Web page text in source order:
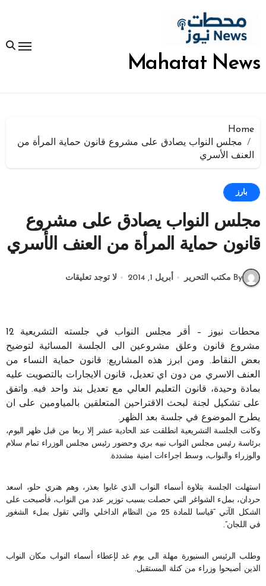
المحتوى
Mahatat News
Home
مجلس النواب يصادق على مشروع قانون حماية المرأة من
العنف الأسري
بارز
مجلس النواب يصادق على مشروع
قانون حماية المرأة من العنف الأسري
By مكتب التحرير أبريل 1, 2014 لا توجد تعليقات
محطات نيوز – أقر مجلس النواب في جلسته التشريعية 12
مشروع قانون وعلق مشروعين الى الجلسة المسائية لتوضيح
بعض النقاط. ومن ابرز هذه المشاريع: قانون حماية النساء من
العنف الاسري من دون اي تعديل، قانون الايجارات بالتصويت عليه
بمادة وحيدة، قانون التعليم العالي مع تعديل بند واحد فيه. واتفق
على تشكيل لجنة لبحث الاقتراحين المتعلقين بالمياومين على ان
يطرح الموضوع في جلسة بعد الظهر.
وكانت الجلسة التشريعية انطلقت عند الحادية عشر إلا ربعا من قبل ظهر اليوم،
برئاسة رئيس مجلس النواب نبيه بري وحضور رئيس مجلس الوزراء تمام سلام
والوزراء والنواب، وسط اجراءات امنية مشددة.
استهلت الجلسة بتلاوة أسماء النواب الذي غابوا بعذر، وهم هنري حلو، اسعد
حردان، بملء الشواغر التي حصلت بسبب توزير عدد من النواب، فأصبحت على
الشكل الآتي “قياسا للمادة 25 من النظام الداخلي والتي تقول بملء الشغور
في اللجان”.
وطلب الرئيس السنيورة مهلة الى يوم غد لإعطاء أسماء النواب مكان النواب
الذين أصبحوا وزراء من كتلة المستقبل.